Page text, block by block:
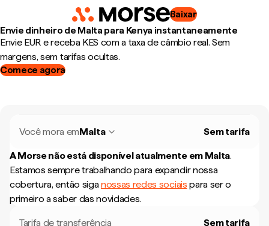
Baixar
Envie dinheiro de Malta para Kenya instantaneamente
Envie EUR e receba KES com a taxa de câmbio real. Sem
margens, sem tarifas ocultas.
Comece agora
Você mora emMalta Sem tarifa
A Morse não está disponível atualmente em Malta.
Estamos sempre trabalhando para expandir nossa
cobertura, então siganossas redes sociais para ser o
primeiro a saber das novidades.
Tarifa de transferência Sem tarifa